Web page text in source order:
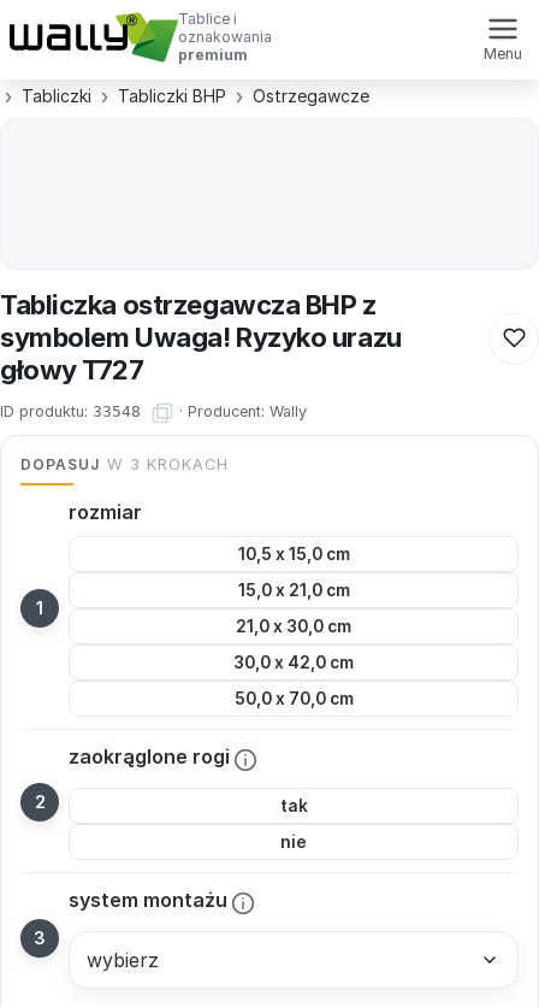
Tablice i
oznakowania
premium
Menu
Tabliczki Tabliczki BHP Ostrzegawcze
Tabliczka ostrzegawcza BHP z
symbolem Uwaga! Ryzyko urazu
głowy T727
ID produktu: 33548 · Producent: Wally
DOPASUJ W 3 KROKACH
rozmiar
10,5 x 15,0 cm
15,0 x 21,0 cm
21,0 x 30,0 cm
30,0 x 42,0 cm
50,0 x 70,0 cm
zaokrąglone rogi
tak
nie
system montażu